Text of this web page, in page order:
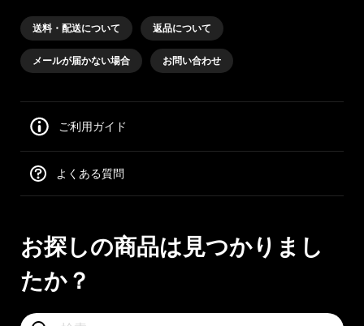
送料・配送について 返品について
メールが届かない場合 お問い合わせ
ご利用ガイド
よくある質問
お探しの商品は見つかりまし
たか？